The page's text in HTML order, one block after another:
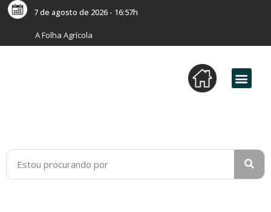
7 de agosto de 2026 - 16:57h
A Folha Agrícola